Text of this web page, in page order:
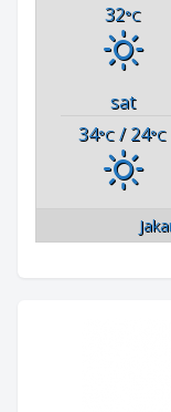
32°C
sat
34°C / 24°C